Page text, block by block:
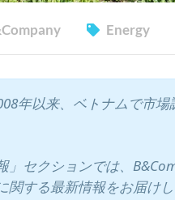
Energy
年以来、ベトナムで市
」セクションでは、
関する最新情報をお届け